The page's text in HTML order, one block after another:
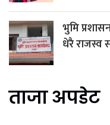
भुमि
धेरै
ताजा अपडेट